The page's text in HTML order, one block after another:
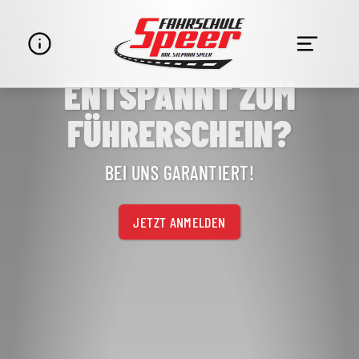
ENTSPANNT ZUM
FÜHRERSCHEIN?
BEI UNS GARANTIERT!
JETZT ANMELDEN
Navigation
überspringen